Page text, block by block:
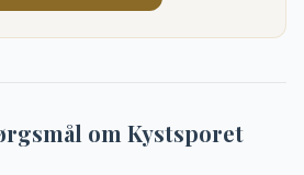
om Kystsporet